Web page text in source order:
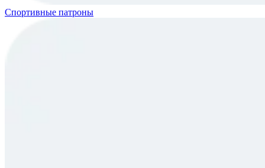
Спортивные патроны